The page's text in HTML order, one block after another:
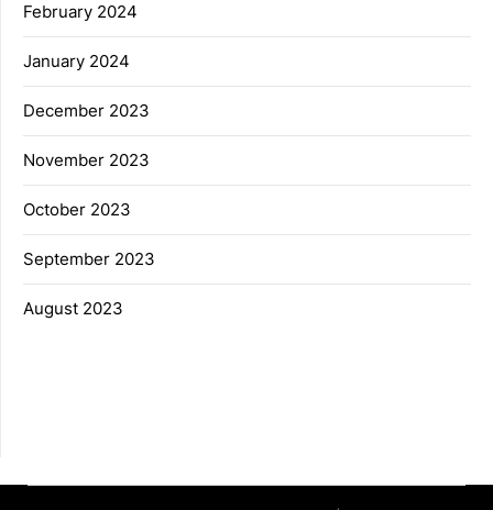
February 2024
January 2024
December 2023
November 2023
October 2023
September 2023
August 2023